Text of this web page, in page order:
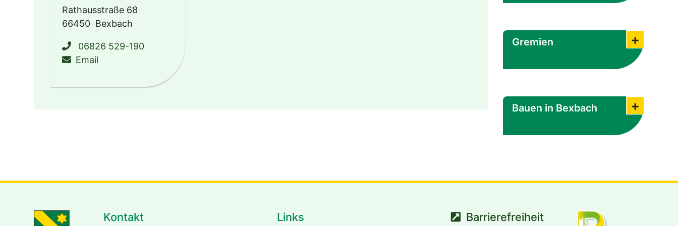
Gremien
Bauen in Bexbach
Rathausstraße 68
66450 Bexbach
06826 529-190
Emailschreiben an buergerbuero@bexbach.de
Kontakt Links Barrierefreiheit